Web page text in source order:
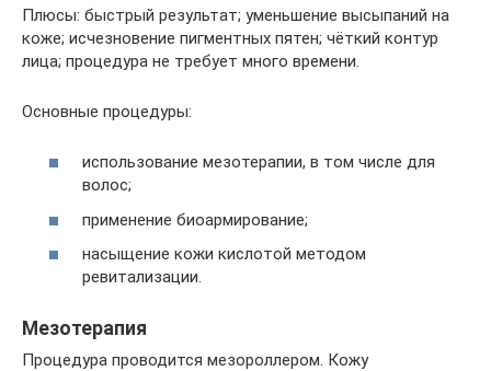
Плюсы: быстрый результат; уменьшение высыпаний на
коже; исчезновение пигментных пятен; чёткий контур
лица; процедура не требует много времени.
Основные процедуры:
использование мезотерапии, в том числе для
волос;
применение биоармирование;
насыщение кожи кислотой методом
ревитализации.
Мезотерапия
Процедура проводится мезороллером. Кожу